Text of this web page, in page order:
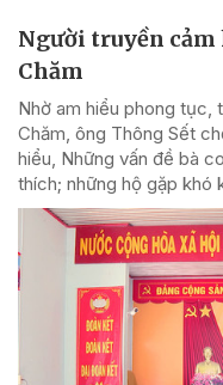
Người truyền cảm
Chăm
Nhờ am hiểu phong tục,
Chăm, ông Thông Sết
hiểu, Những vấn đề bà
thích; những hộ gặp khó